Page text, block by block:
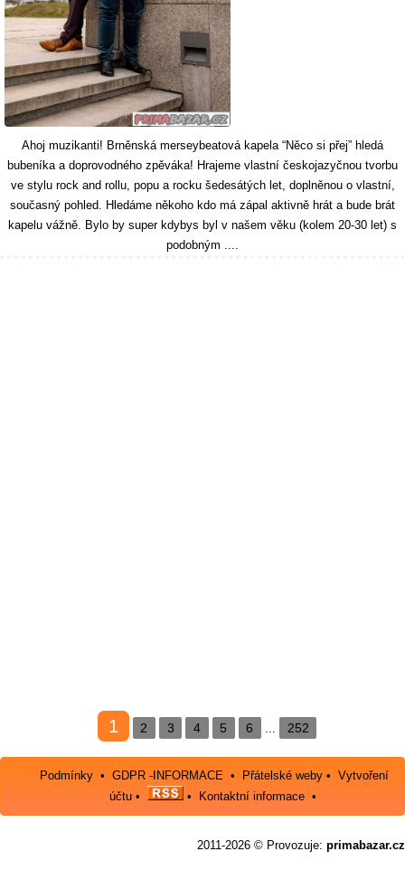
Ahoj muzikanti! Brněnská merseybeatová kapela “Něco si přej” hledá
bubeníka a doprovodného zpěváka! Hrajeme vlastní českojazyčnou tvorbu
ve stylu rock and rollu, popu a rocku šedesátých let, doplněnou o vlastní,
současný pohled. Hledáme někoho kdo má zápal aktivně hrát a bude brát
kapelu vážně. Bylo by super kdybys byl v našem věku (kolem 20-30 let) s
podobným ....
1 2 3 4 5 6 252
Podmínky •GDPR -INFORMACE • Přátelské weby •Vytvoření
účtu• • Kontaktní informace•
2011-2026 © Provozuje: primabazar.cz